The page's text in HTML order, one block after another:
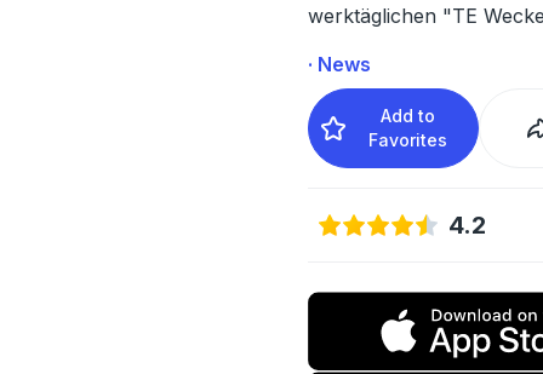
werktäglichen "TE
· News
Add to
Favorites
4.2